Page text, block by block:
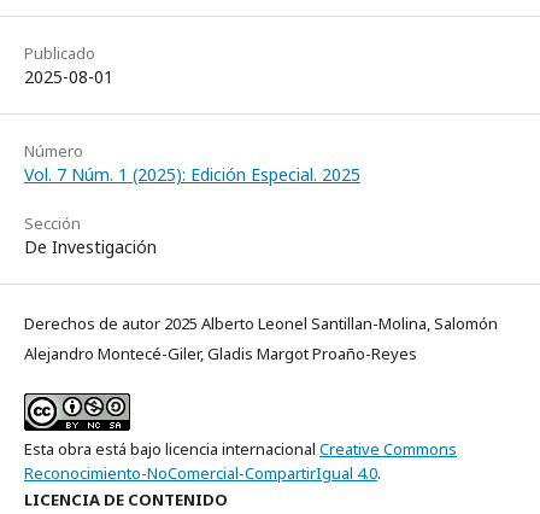
Publicado
2025-08-01
Número
Vol. 7 Núm. 1 (2025): Edición Especial. 2025
Sección
De Investigación
Derechos de autor 2025 Alberto Leonel Santillan-Molina, Salomón
Alejandro Montecé-Giler, Gladis Margot Proaño-Reyes
Esta obra está bajo licencia internacional Creative Commons
Reconocimiento-NoComercial-CompartirIgual 4.0.
LICENCIA DE CONTENIDO